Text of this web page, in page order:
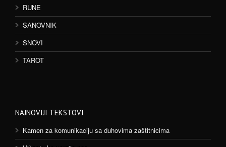
RUNE
SANOVNIK
SNOVI
TAROT
NAJNOVIJI TEKSTOVI
Kamen za komunikaciju sa duhovima zaštitnicima